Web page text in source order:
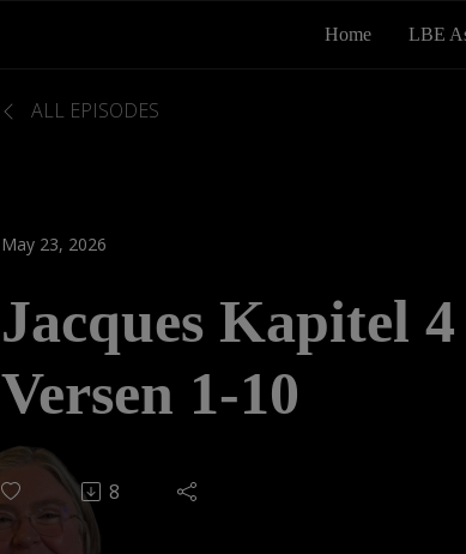
Home LBE
ALL EPISODES
May 23, 2026
Jacques Kapitel 4
Versen 1-10
8